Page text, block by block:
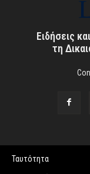
Ειδήσεις
τη
Ταυτότητα